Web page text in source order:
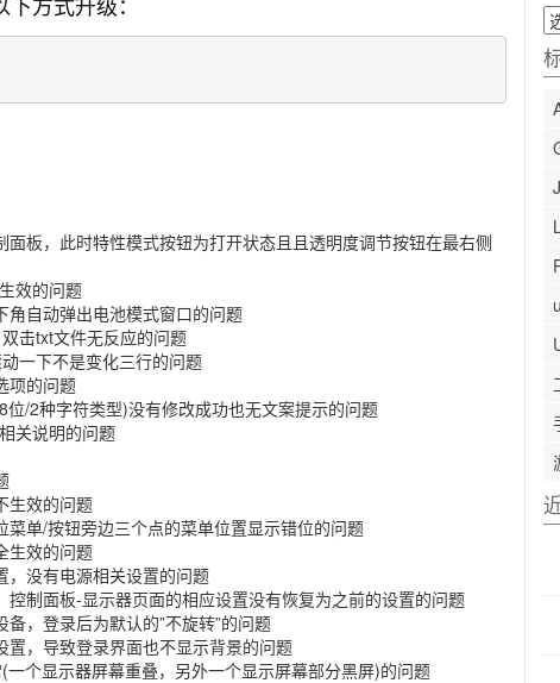
面板，此时特性模式按钮为打开状态且且透明度调节按钮在最右侧
效的问题
角自动弹出电池模式窗口的问题
击txt文件无反应的问题
一下不是变化三行的问题
项的问题
位/2种字符类型)没有修改成功也无文案提示的问题
关说明的问题
生效的问题
菜单/按钮旁边三个点的菜单位置显示错位的问题
生效的问题
，没有电源相关设置的问题
控制面板-显示器页面的相应设置没有恢复为之前的设置的问题
备，登录后为默认的”不旋转”的问题
置，导致登录界面也不显示背景的问题
一个显示器屏幕重叠，另外一个显示屏幕部分黑屏)的问题
归
档